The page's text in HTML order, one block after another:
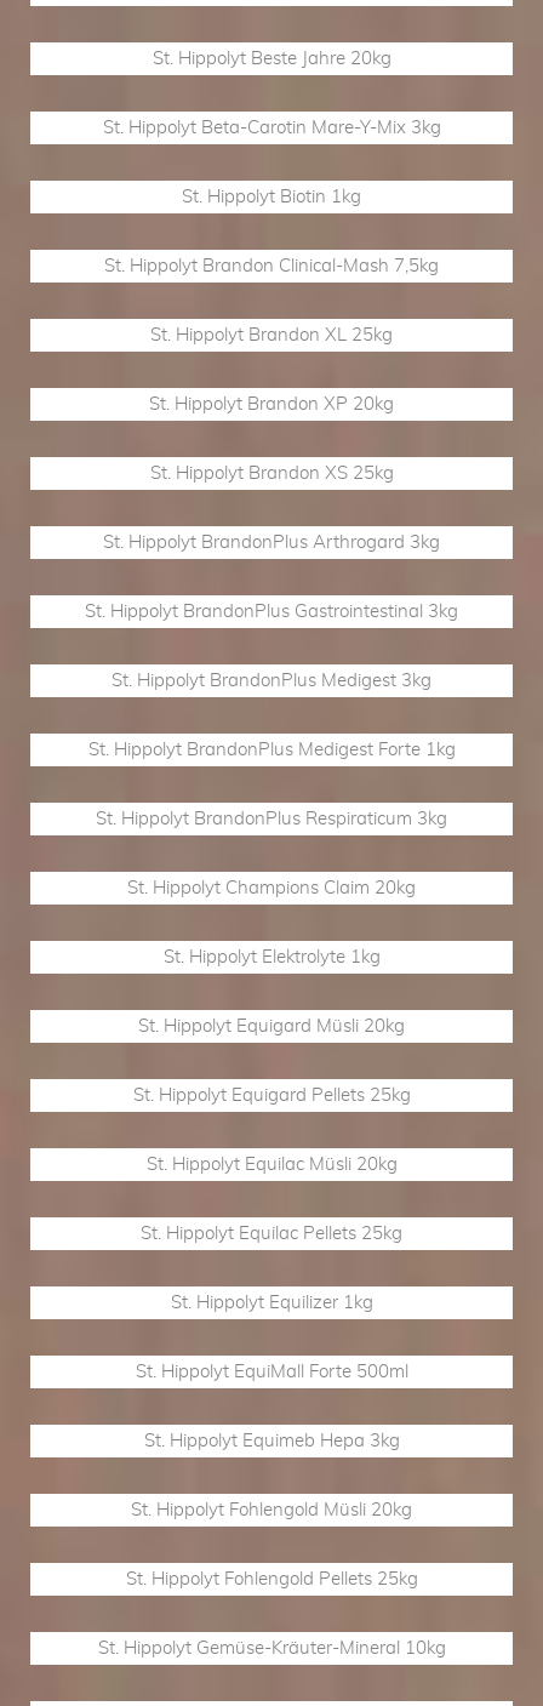
St. Hippolyt Beste Jahre 20kg
St. Hippolyt Beta-Carotin Mare-Y-Mix 3kg
St. Hippolyt Biotin 1kg
St. Hippolyt Brandon Clinical-Mash 7,5kg
St. Hippolyt Brandon XL 25kg
St. Hippolyt Brandon XP 20kg
St. Hippolyt Brandon XS 25kg
St. Hippolyt BrandonPlus Arthrogard 3kg
St. Hippolyt BrandonPlus Gastrointestinal 3kg
St. Hippolyt BrandonPlus Medigest 3kg
St. Hippolyt BrandonPlus Medigest Forte 1kg
St. Hippolyt BrandonPlus Respiraticum 3kg
St. Hippolyt Champions Claim 20kg
St. Hippolyt Elektrolyte 1kg
St. Hippolyt Equigard Müsli 20kg
St. Hippolyt Equigard Pellets 25kg
St. Hippolyt Equilac Müsli 20kg
St. Hippolyt Equilac Pellets 25kg
St. Hippolyt Equilizer 1kg
St. Hippolyt EquiMall Forte 500ml
St. Hippolyt Equimeb Hepa 3kg
St. Hippolyt Fohlengold Müsli 20kg
St. Hippolyt Fohlengold Pellets 25kg
St. Hippolyt Gemüse-Kräuter-Mineral 10kg